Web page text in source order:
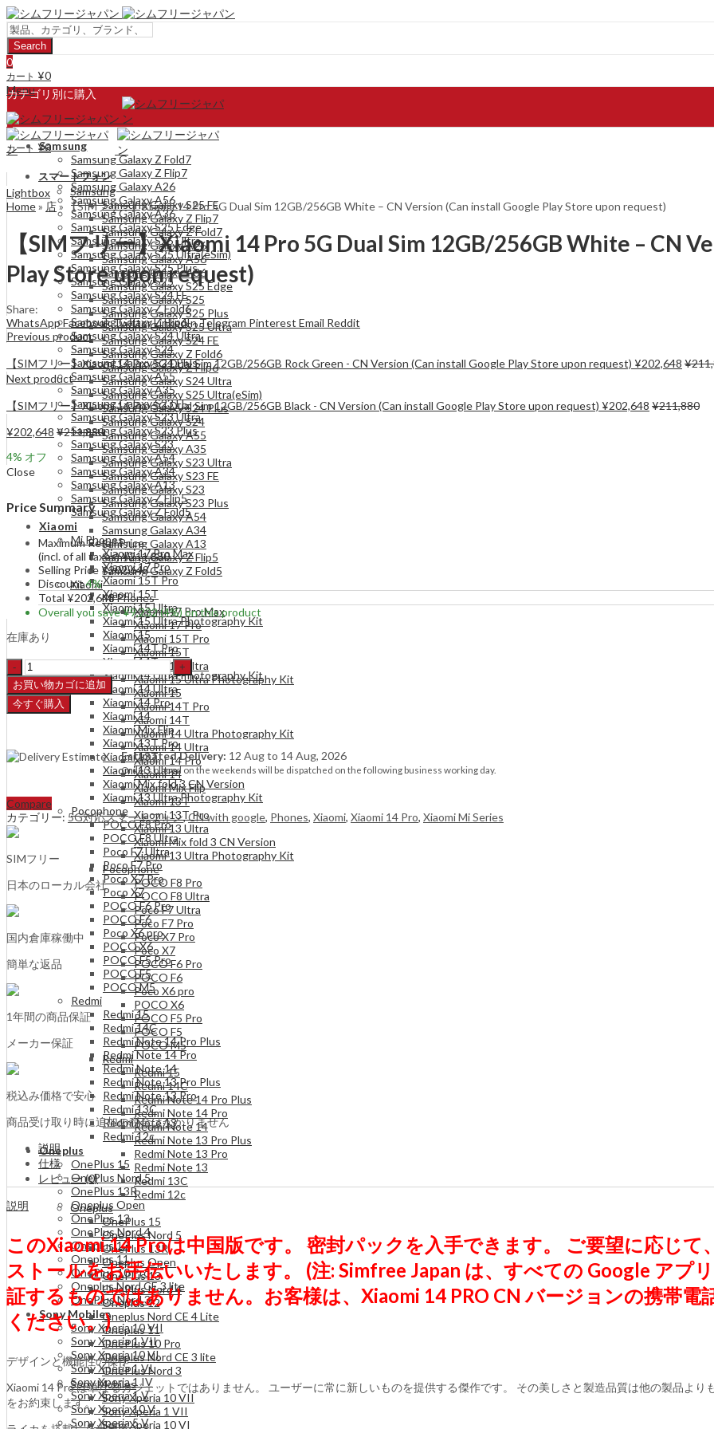
Search
0
カート ¥0
Menu
0
カート ¥0
カテゴリ別に購入
Samsung
Samsung Galaxy Z Fold7
Samsung Galaxy Z Flip7
Samsung Galaxy A26
Samsung Galaxy A56
Samsung Galaxy A36
Samsung Galaxy S25 Edge
Samsung Galaxy S25 Ultra
Samsung Galaxy S25 Ultra(eSim)
Samsung Galaxy S25 Plus
Samsung Galaxy S25
Samsung Galaxy S24 FE
Samsung Galaxy Z Fold6
Samsung Galaxy Z Flip6
Samsung Galaxy S24 Ultra
Samsung Galaxy S24
Samsung Galaxy S24 Plus
Samsung Galaxy A55
Samsung Galaxy A35
Samsung Galaxy S23 FE
Samsung Galaxy S23 Ultra
Samsung Galaxy S23 Plus
Samsung Galaxy S23
Samsung Galaxy A54
Samsung Galaxy A34
Samsung Galaxy A13
Samsung Galaxy Z Flip5
Samsung Galaxy Z Fold5
Xiaomi
Mi Phones
Xiaomi 17 Pro Max
Xiaomi 17 Pro
Xiaomi 15T Pro
Xiaomi 15T
Xiaomi 15 Ultra
Xiaomi 15 Ultra Photography Kit
Xiaomi 15
Xiaomi 14T Pro
Xiaomi 14T
Xiaomi 14 Ultra Photography Kit
Xiaomi 14 Ultra
Xiaomi 14 Pro
Xiaomi 14
Xiaomi Mix Flip
Xiaomi 13T Pro
Xiaomi 13T
Xiaomi 13 Ultra
Xiaomi Mix fold 3 CN Version
Xiaomi 13 Ultra Photography Kit
Pocophone
POCO F8 Pro
POCO F8 Ultra
Poco F7 Ultra
Poco F7 Pro
Poco X7 Pro
Poco X7
POCO F6 Pro
POCO F6
Poco X6 pro
POCO X6
POCO F5 Pro
POCO F5
POCO M5
Redmi
Redmi 15
Redmi 14C
Redmi Note 14 Pro Plus
Redmi Note 14 Pro
Redmi Note 14
Redmi Note 13 Pro Plus
Redmi Note 13 Pro
Redmi 13C
Redmi Note 13
Redmi 12c
Oneplus
OnePlus 15
OnePlus Nord 5
OnePlus 13R
Oneplus Open
OnePlus 13
OnePlus Nord 4
Oneplus 12
Oneplus 11
OnePlus 10 Pro
Oneplus Nord CE 3 lite
OnePlus Nord 3
Sony Mobiles
Sony Xperia 10 VII
Sony Xperia 1 VII
Sony Xperia 10 VI
Sony Xperia 1 VI
Sony Xperia 1 IV
Sony Xperia 1 V
Sony Xperia 10 V
Sony Xperia 5 V
スマートフォン
Samsung
Samsung Galaxy S25 FE
Samsung Galaxy Z Flip7
Samsung Galaxy Z Fold7
Samsung Galaxy A26
Samsung Galaxy A56
Samsung Galaxy A36
Samsung Galaxy S25 Edge
Samsung Galaxy S25
Samsung Galaxy S25 Plus
Samsung Galaxy S25 Ultra
Samsung Galaxy S24 FE
Samsung Galaxy Z Fold6
Samsung Galaxy Z Flip6
Samsung Galaxy S24 Ultra
Samsung Galaxy S25 Ultra(eSim)
Samsung Galaxy S24 Plus
Samsung Galaxy S24
Samsung Galaxy A55
Samsung Galaxy A35
Samsung Galaxy S23 Ultra
Samsung Galaxy S23 FE
Samsung Galaxy S23
Samsung Galaxy S23 Plus
Samsung Galaxy A54
Samsung Galaxy A34
Samsung Galaxy A13
Samsung Galaxy Z Flip5
Samsung Galaxy Z Fold5
Xiaomi
Mi Phones
Xiaomi 17 Pro Max
Xiaomi 17 Pro
Xiaomi 15T Pro
Xiaomi 15T
Xiaomi 15 Ultra
Xiaomi 15 Ultra Photography Kit
Xiaomi 15
Xiaomi 14T Pro
Xiaomi 14T
Xiaomi 14 Ultra Photography Kit
Xiaomi 14 Ultra
Xiaomi 14 Pro
Xiaomi 14
Xiaomi Mix Flip
Xiaomi 13T
Xiaomi 13T Pro
Xiaomi 13 Ultra
Xiaomi Mix fold 3 CN Version
Xiaomi 13 Ultra Photography Kit
Pocophone
POCO F8 Pro
POCO F8 Ultra
Poco F7 Ultra
Poco F7 Pro
Poco X7 Pro
Poco X7
POCO F6 Pro
POCO F6
Poco X6 pro
POCO X6
POCO F5 Pro
POCO F5
POCO M5
Redmi
Redmi 15
Redmi 14C
Redmi Note 14 Pro Plus
Redmi Note 14 Pro
Redmi Note 14
Redmi Note 13 Pro Plus
Redmi Note 13 Pro
Redmi Note 13
Redmi 13C
Redmi 12c
Oneplus
OnePlus 15
OnePlus Nord 5
OnePlus 13R
Oneplus Open
OnePlus 13
OnePlus Nord 4
Oneplus 12
Oneplus Nord CE 4 Lite
Oneplus 11
OnePlus 10 Pro
Oneplus Nord CE 3 lite
OnePlus Nord 3
Sony Mobiles
Sony Xperia 10 VII
Sony Xperia 1 VII
Sony Xperia 10 VI
Lightbox
Home» 店» 【SIMフリー】Xiaomi 14 Pro 5G Dual Sim 12GB/256GB White – CN Version (Can install Google Play Store upon request)
【SIMフリー】Xiaomi 14 Pro 5G Dual Sim 12GB/256GB White – CN
Play Store upon request)
Share:
WhatsAppFacebookTwitterLinkedInTelegram Pinterest Email Reddit
Previous product
【SIMフリー】Xiaomi 14 Pro 5G Dual Sim 12GB/256GB Rock Green - CN Version (Can install Google Play Store upon request) ¥202,648 ¥
Next product
【SIMフリー】Xiaomi 14 Pro 5G Dual Sim 12GB/256GB Black - CN Version (Can install Google Play Store upon request) ¥202,648 ¥211,880
¥202,648 ¥211,880
4% オフ
Close
Price Summary
Maximum Retail Price
(incl. of all taxes)¥211,880
Selling Price¥202,648
Discount4%
Total ¥202,648
Overall you save¥9,232(4%) on this product
在庫あり
【SIM
フ
リ
ー】
Pro
12GB/256GB
White
Version
install
upon
request)
quantity
お買い物カゴに追加
今すぐ購入
Estimated Delivery: 12 Aug to 14 Aug, 2026
Orders placed on the weekends will be dispatched on the following business working day.
Compare
カテゴリー: 5G対応スマートフォン,CN with google, Phones, Xiaomi, Xiaomi 14 Pro, Xiaomi Mi Series
SIMフリー
日本のローカル会社
国内倉庫稼働中
簡単な返品
1年間の商品保証
メーカー保証
税込み価格で安心
商品受け取り時に追加の税金はかかりません
説明
仕様
レビュー (0)
説明
このXiaomi 14 Proは中国版です。 密封パックを入手できます。 ご要望に応じて
ストールをお手伝いいたします。 (注: Simfree Japan は、すべての Google アプ
証するものではありません。お客様は、Xiaomi 14 PRO CN バージョンの携帯電
ください。)
デザインと機能性の傑作
Xiaomi 14 Pro は単なるガジェットではありません。 ユーザーに常に新しいものを提供する傑作です。 その美しさと製造品質は他の製品よ
をお約束します。